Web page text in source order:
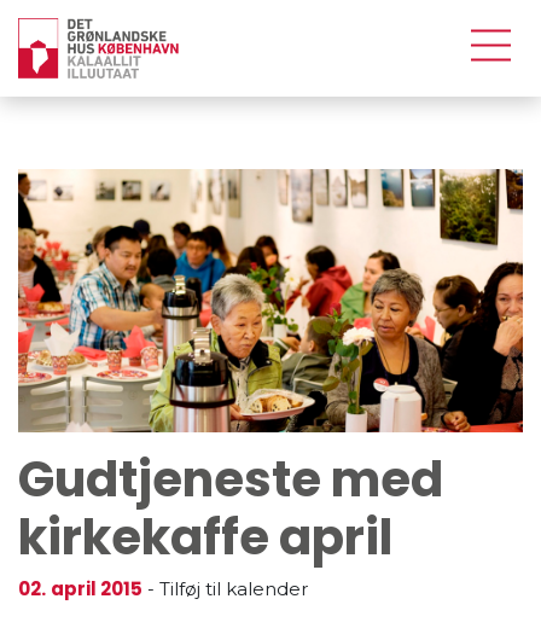
Gudtjeneste med
kirkekaffe april
02. april 2015 - Tilføj til kalender